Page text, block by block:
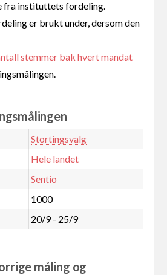
fra instituttets fordeling.
er brukt under, dersom den
stemmer bak hvert mandat
Stortingsvalg
Hele landet
Sentio
1000
20/9 - 25/9
måling og